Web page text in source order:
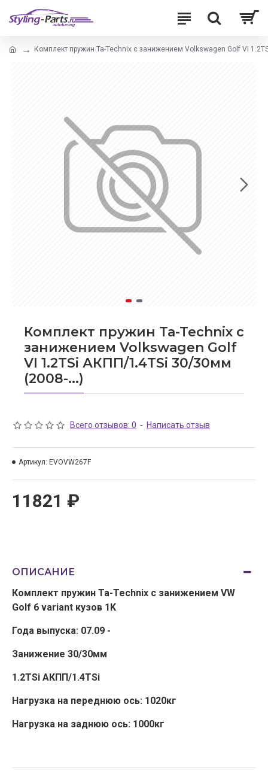
Комплект пружин Ta-Technix с занижением Volkswagen Golf VI
Комплект пружин Ta-Technix с
занижением Volkswagen Golf
VI 1.2TSi АКПП/1.4TSi 30/30мм
(2008-...)
Всего отзывов: 0 - Написать отзыв
11821 ₽
Артикул: EVOVW267F
ОПИСАНИЕ
Комплект пружин Ta-Technix с занижением VW
Golf 6 variant кузов 1K
Года выпуска: 07.09 -
Занижение 30/30мм
1.2TSi АКПП/1.4TSi
Нагрузка на переднюю ось: 1020кг
Нагрузка на заднюю ось: 1000кг